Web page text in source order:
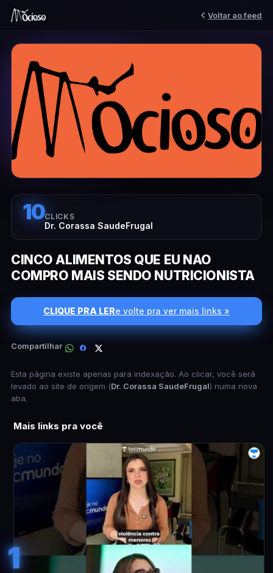
Voltar ao feed
10CLICKS
Dr. Corassa SaudeFrugal
CINCO ALIMENTOS QUE EU NAO
COMPRO MAIS SENDO NUTRICIONISTA
CLIQUE PRA LERe volte pra ver mais links »
Compartilhar
Esta página existe apenas para indexação. Ao clicar, você será
levado ao site de origem (Dr. Corassa SaudeFrugal) numa nova
aba.
Mais links pra você
1